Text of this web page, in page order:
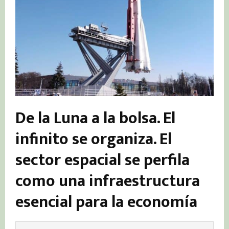
De la Luna a la bolsa. El
infinito se organiza. El
sector espacial se perfila
como una infraestructura
esencial para la economía